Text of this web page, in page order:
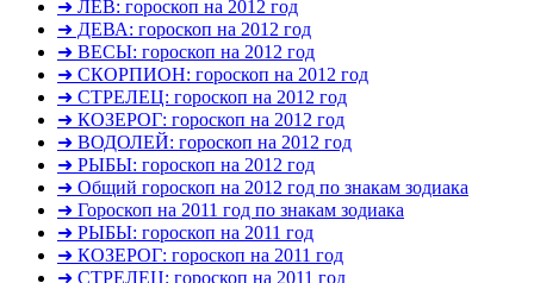
➜ ЛЕВ: гороскоп на 2012 год
➜ ДЕВА: гороскоп на 2012 год
➜ ВЕСЫ: гороскоп на 2012 год
➜ СКОРПИОН: гороскоп на 2012 год
➜ СТРЕЛЕЦ: гороскоп на 2012 год
➜ КОЗЕРОГ: гороскоп на 2012 год
➜ ВОДОЛЕЙ: гороскоп на 2012 год
➜ РЫБЫ: гороскоп на 2012 год
➜ Общий гороскоп на 2012 год по знакам зодиака
➜ Гороскоп на 2011 год по знакам зодиака
➜ РЫБЫ: гороскоп на 2011 год
➜ КОЗЕРОГ: гороскоп на 2011 год
➜ СТРЕЛЕЦ: гороскоп на 2011 год